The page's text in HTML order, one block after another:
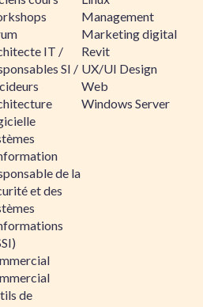
IT /
SI /
de la
et des
de
Management
Marketing digital
Revit
UX/UI Design
Web
Windows Server